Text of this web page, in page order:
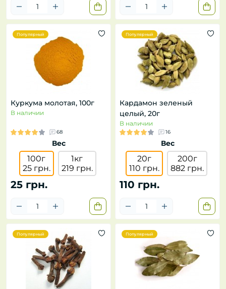
Популярный
Куркума молотая, 100г
В наличии
68
Вес
100г
25 грн.
1кг
219 грн.
25 грн.
Популярный
Кардамон зеленый
целый, 20г
В наличии
16
Вес
20г
110 грн.
200г
882 грн.
110 грн.
Популярный Популярный